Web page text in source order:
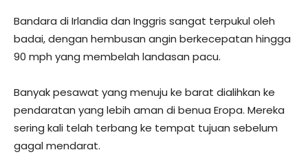
Bandara di Irlandia dan Inggris sangat terpukul oleh
badai, dengan hembusan angin berkecepatan hingga
90 mph yang membelah landasan pacu.
Banyak pesawat yang menuju ke barat dialihkan ke
pendaratan yang lebih aman di benua Eropa. Mereka
sering kali telah terbang ke tempat tujuan sebelum
gagal mendarat.